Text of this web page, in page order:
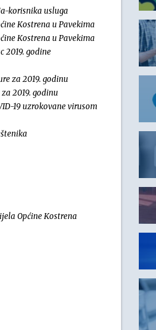
korisnika usluga
Kostrena u Pavekima
Kostrena u Pavekima
2019. godine
za 2019. godinu
2019. godinu
19 uzrokovane virusom
Općine Kostrena